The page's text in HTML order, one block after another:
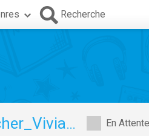
Recherche
En